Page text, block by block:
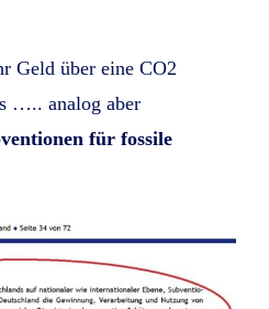
Geld über eine CO2
….. analog aber
für fossile